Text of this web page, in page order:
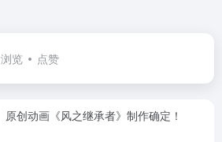
浏览 点赞
原创动画《风之继承者》制作确定！